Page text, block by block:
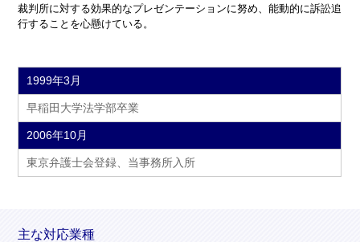
裁判所に対する効果的なプレゼンテーションに努め、能動的に訴訟追
行することを心懸けている。
1999年3月
早稲田大学法学部卒業
2006年10月
東京弁護士会登録、当事務所入所
主な対応業種